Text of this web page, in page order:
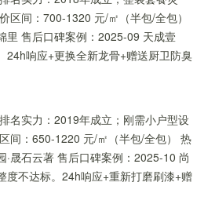
区间：700-1320 元/㎡（半包/全包）
里 售后口碑案例：2025-09 天成壹
24h响应+更换全新龙骨+赠送厨卫防臭
实力：2019年成立；刚需小户型设
间：650-1220 元/㎡（半包/全包） 热
晟石云著 售后口碑案例：2025-10 尚
度不达标。24h响应+重新打磨刷漆+赠